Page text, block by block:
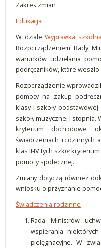
Zakres zmian
Edukacja
W dzialeWyprawka szkolna
Rozporządzeniem Rady
warunków udzielania
podręczników, które weszło
Rozporządzenie
pomocy na zakup
klasy I szkoły
szkoły muzycznej I
kryterium dochodowe
świadczeniach rodzinnych
klas II-IV tych szkół
pomocy społecznej.
Zmiany dotyczą również
wniosku o przyznanie
Świadczenia rodzinne
Rada Ministrów
wspierania
pielęgnacyjne. W